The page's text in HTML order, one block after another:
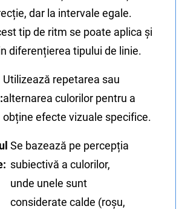
dar la intervale egale.
tip de ritm se poate aplica și
diferențierea tipului de linie.
Utilizează repetarea sau
alternarea culorilor pentru a
obține efecte vizuale specifice.
Se bazează pe percepția
subiectivă a culorilor,
unde unele sunt
considerate calde (roșu,